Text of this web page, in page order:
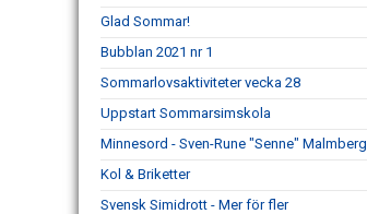
Glad Sommar!
Bubblan 2021 nr 1
Sommarlovsaktiviteter vecka 28
Uppstart Sommarsimskola
Minnesord - Sven-Rune "Senne" Malmberg
Kol & Briketter
Svensk Simidrott - Mer för fler